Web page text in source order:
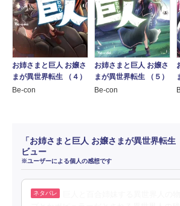
お姉さまと巨人 お嬢さ
まが異世界転生 （４）
Be-con
お姉さまと巨人 お嬢さ
まが異世界転生 （５）
Be-con
「お姉さまと巨人 お嬢さまが異世界転生
ビュー
※ユーザーによる個人の感想です